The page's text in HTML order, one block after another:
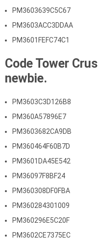
PM3603639C5C67
PM3603ACC3DDAA
PM3601FEFC74C1
Code Tower
newbie.
PM3603C3D126B8
PM360A57896E7
PM3603682CA9DB
PM360464F60B7D
PM3601DA45E542
PM36097F8BF24
PM360308DF0FBA
PM360284301009
PM360296E5C20F
PM3602CE7375EC